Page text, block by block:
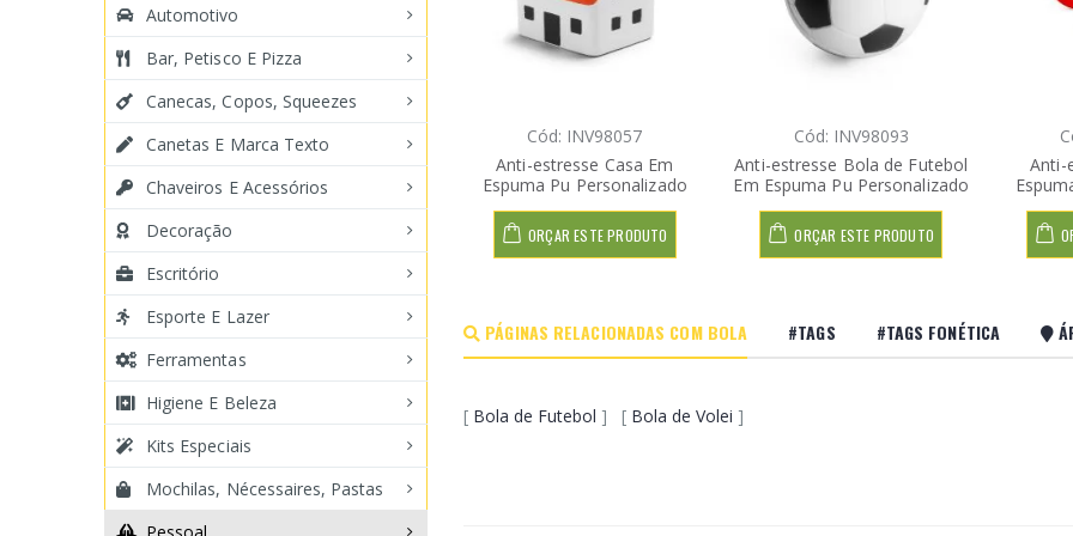
Cód: INV98057
Anti-estresse Casa Em
Espuma Pu Personalizado
ORÇAR ESTE PRODUTO
Cód: INV98093
Anti-estresse Bola de Futebol
Em Espuma Pu Personalizado
ORÇAR ESTE PRODUTO
Anti-
PÁGINAS RELACIONADAS COM BOLA #TAGS #TAGS FONÉTICA
[ Bola de Futebol ] [ Bola de Volei ]
Automotivo
Bar, Petisco E Pizza
Canecas, Copos, Squeezes
Canetas E Marca Texto
Chaveiros E Acessórios
Decoração
Escritório
Esporte E Lazer
Ferramentas
Higiene E Beleza
Kits Especiais
Mochilas, Nécessaires, Pastas
Pessoal